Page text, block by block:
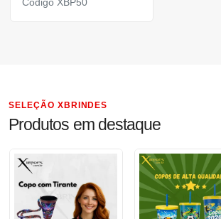
SELEÇÃO XBRINDES
Produtos em destaque